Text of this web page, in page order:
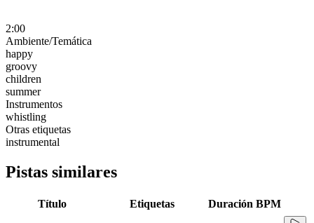
2:00
Ambiente/Temática
happy
groovy
children
summer
Instrumentos
whistling
Otras etiquetas
instrumental
Pistas similares
Título Etiquetas Duración BPM